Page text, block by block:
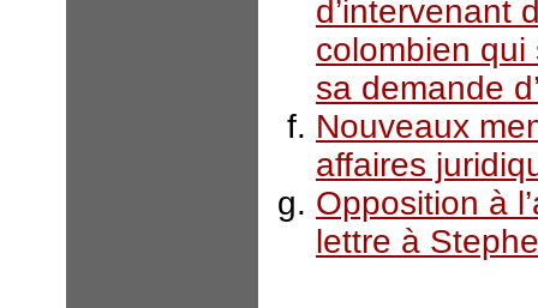
d’intervenant
colombien qui
sa demande
Nouveaux
affaires
Opposition à
lettre à